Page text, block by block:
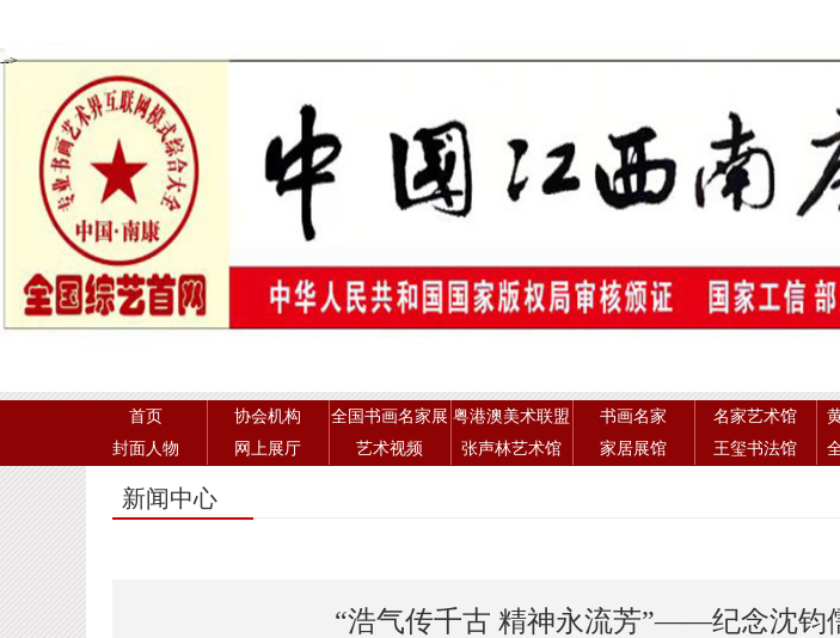
-->
首页 协会机构 全国书画名家展 粤港澳美术联盟 书画名家 名家艺术馆
封面人物
网上展厅 艺术视频 张声林艺术馆 家居展馆 王玺书法馆
新闻中心
“浩气传千古 精神永流芳”——纪念沈钧